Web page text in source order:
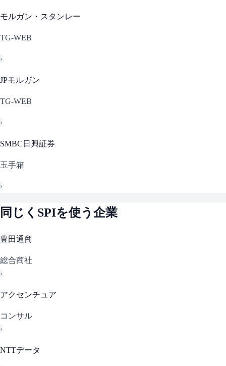
モルガン・スタンレー
TG-WEB
›
JPモルガン
TG-WEB
›
SMBC日興証券
玉手箱
›
同じく SPIを使う企業
豊田通商
総合商社
›
アクセンチュア
コンサル
›
NTTデータ